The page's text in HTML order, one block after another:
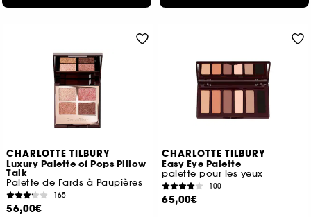
CHARLOTTE TILBURY
Luxury Palette of Pops Pillow
Talk
Palette de Fards à Paupières
165
56,00€
CHARLOTTE TILBURY
Easy Eye Palette
palette pour les yeux
100
65,00€